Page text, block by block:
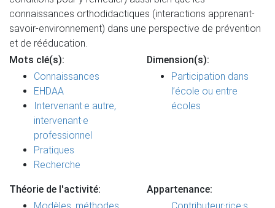
connaissances orthodidactiques (interactions apprenant-
savoir-environnement) dans une perspective de prévention
et de rééducation.
Mots clé(s):
Connaissances
EHDAA
Intervenant·e autre,
intervenant·e
professionnel
Pratiques
Recherche
Dimension(s):
Participation dans
l’école ou entre
écoles
Théorie de l'activité:
Appartenance: